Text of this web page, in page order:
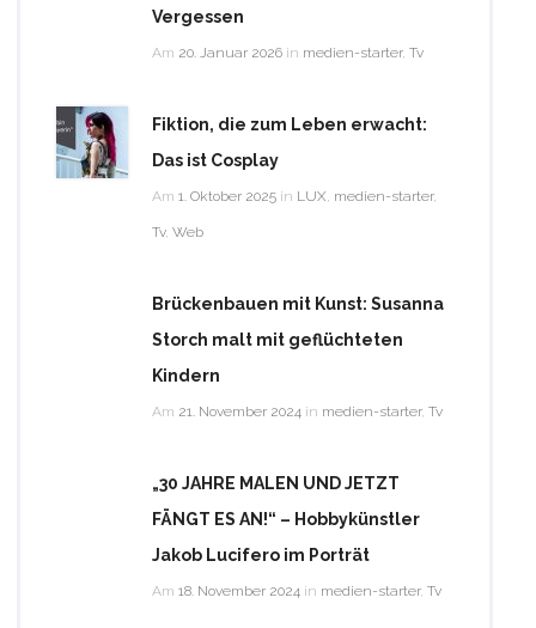
Vergessen
Am 20. Januar 2026 in medien-starter, Tv
Fiktion, die zum Leben erwacht:
Das ist Cosplay
Am 1. Oktober 2025 in LUX, medien-starter,
Tv, Web
Brückenbauen mit Kunst: Susanna
Storch malt mit geflüchteten
Kindern
Am 21. November 2024 in medien-starter, Tv
„30 JAHRE MALEN UND JETZT
FÄNGT ES AN!“ – Hobbykünstler
Jakob Lucifero im Porträt
Am 18. November 2024 in medien-starter, Tv